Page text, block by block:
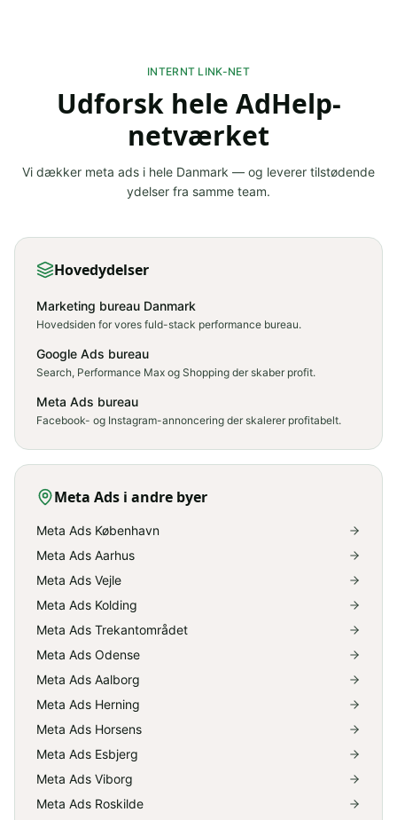
INTERNT LINK-NET
Udforsk hele AdHelp-
netværket
Vi dækker meta ads i hele Danmark — og leverer tilstødende
ydelser fra samme team.
Hovedydelser
Marketing bureau Danmark
Hovedsiden for vores fuld-stack performance bureau.
Google Ads bureau
Search, Performance Max og Shopping der skaber profit.
Meta Ads bureau
Facebook- og Instagram-annoncering der skalerer profitabelt.
Meta Ads i andre byer
Meta Ads København
Meta Ads Aarhus
Meta Ads Vejle
Meta Ads Kolding
Meta Ads Trekantområdet
Meta Ads Odense
Meta Ads Aalborg
Meta Ads Herning
Meta Ads Horsens
Meta Ads Esbjerg
Meta Ads Viborg
Meta Ads Roskilde